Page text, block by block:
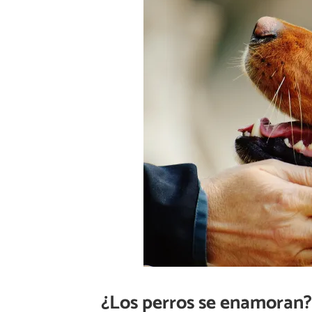
¿Los perros se enamoran?